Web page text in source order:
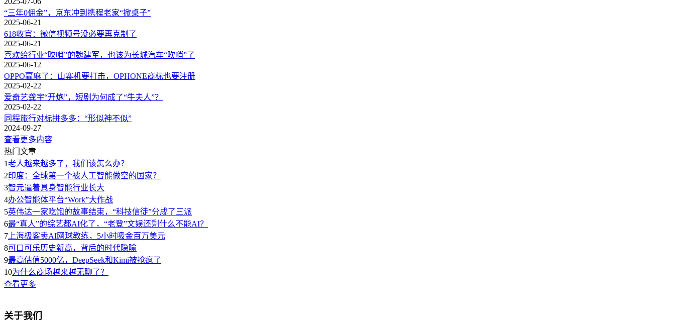
“三年0佣金”，京东冲到携程老家“掀桌子”
2025-06-21
618收官：微信视频号没必要再克制了
2025-06-21
喜欢给行业“吹哨”的魏建军，也该为长城汽车“吹哨”了
2025-06-12
OPPO赢麻了：山寨机要打击，OPHONE商标也要注册
2025-02-22
爱奇艺龚宇“开炮”，短剧为何成了“牛夫人”？
2025-02-22
同程旅行对标拼多多：“形似神不似”
2024-09-27
查看更多内容
热门文章
1老人越来越多了，我们该怎么办？
2印度：全球第一个被人工智能做空的国家？
3智元逼着具身智能行业长大
4办公智能体平台“Work”大作战
5英伟达一家吃饱的故事结束，“科技信徒”分成了三派
6最“真人”的综艺都AI化了，“老登”文娱还剩什么不能AI？
7 上海极客卖AI网球教练，5小时吸金百万美元
8可口可乐历史新高，背后的时代隐喻
9最高估值5000亿，DeepSeek和Kimi被抢疯了
10为什么商场越来越无聊了？
查看更多
关于我们